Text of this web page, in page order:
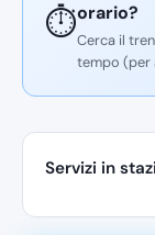
⏱️orario?
Cerca il
tempo (per
Servizi in